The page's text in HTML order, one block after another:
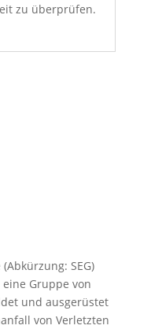
zu überprüfen.
SEG)
Gruppe von
und ausgerüstet
von Verletzten